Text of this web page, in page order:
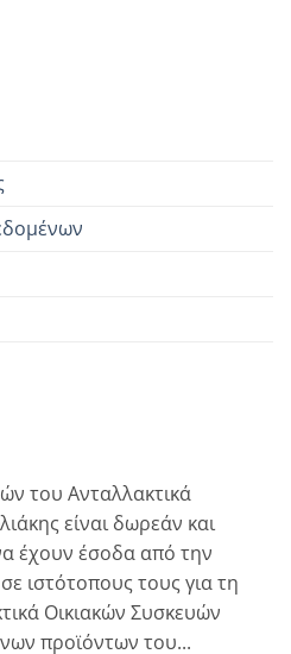
του Ανταλλακτικά
είναι δωρεάν και
έχουν έσοδα από την
ιστότοπους τους για τη
Οικιακών Συσκευών
προϊόντων του...